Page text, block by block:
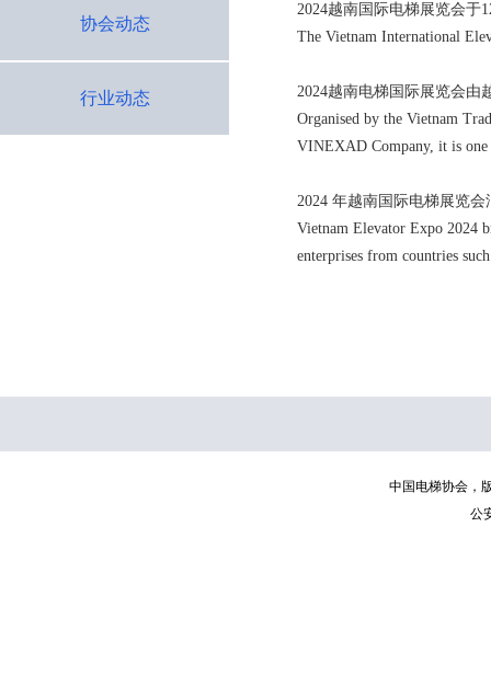
协会动态
行业动态
2024越南国际电梯展览会于
The Vietnam International
2024越南电梯国际展览会
Organised by the Vietnam
VINEXAD Company, it is
2024 年越南国际电梯展览
Vietnam Elevator Expo 2024
enterprises from countries such
中国电梯协会，
公